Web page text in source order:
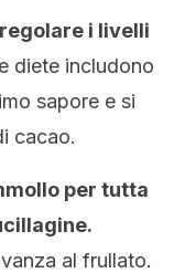
i livelli
diete includono
sapore e si
cacao.
per tutta
al frullato.